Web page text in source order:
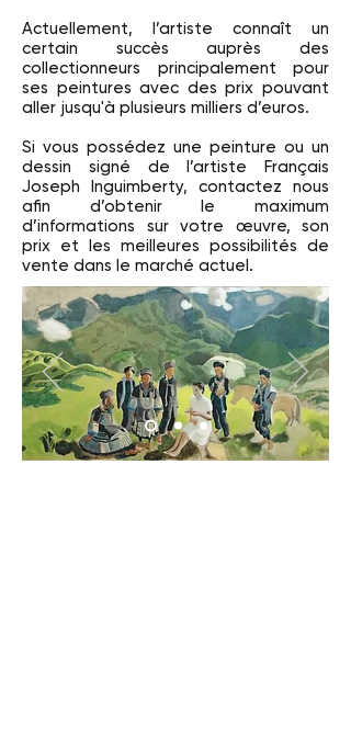
Actuellement, l’artiste connaît un
certain succès auprès des
collectionneurs principalement pour
ses peintures avec des prix pouvant
aller jusqu'à plusieurs milliers d’euros.
Si vous possédez une peinture ou un
dessin signé de l’artiste Français
Joseph Inguimberty, contactez nous
afin d’obtenir le maximum
d’informations sur votre œuvre, son
prix et les meilleures possibilités de
vente dans le marché actuel.